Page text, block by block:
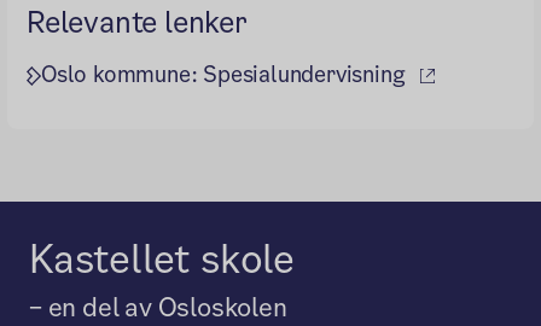
Relevante lenker
Oslo kommune: Spesialundervisning (ekstern
Kastellet skole
– en del av Osloskolen